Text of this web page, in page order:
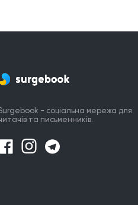
- соціальна мережа для
та письменників.